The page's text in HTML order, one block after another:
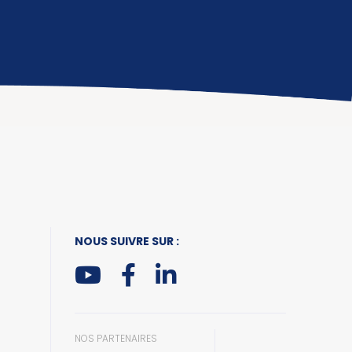
NOUS SUIVRE SUR :
NOS PARTENAIRES